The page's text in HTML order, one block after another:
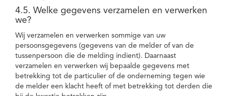
4.5. Welke gegevens verzamelen en verwerken
we?
Wij verzamelen en verwerken sommige van uw
persoonsgegevens (gegevens van de melder of van de
tussenpersoon die de melding indient). Daarnaast
verzamelen en verwerken wij bepaalde gegevens met
betrekking tot de particulier of de onderneming tegen wie
de melder een klacht heeft of met betrekking tot derden die